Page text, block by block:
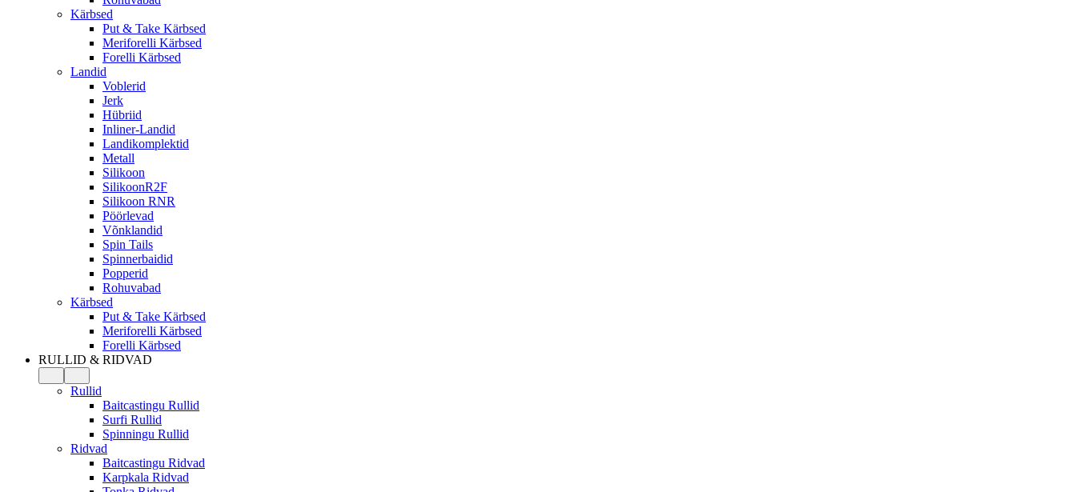
Kärbsed
Put & Take Kärbsed
Meriforelli Kärbsed
Forelli Kärbsed
Landid
Voblerid
Jerk
Hübriid
Inliner-Landid
Landikomplektid
Metall
Silikoon
SilikoonR2F
Silikoon RNR
Pöörlevad
Võnklandid
Spin Tails
Spinnerbaidid
Popperid
Rohuvabad
Kärbsed
Put & Take Kärbsed
Meriforelli Kärbsed
Forelli Kärbsed
RULLID & RIDVAD
Rullid
Baitcastingu Rullid
Surfi Rullid
Spinningu Rullid
Ridvad
Baitcastingu Ridvad
Karpkala Ridvad